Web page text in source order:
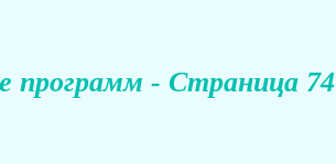
программ - Страница 74